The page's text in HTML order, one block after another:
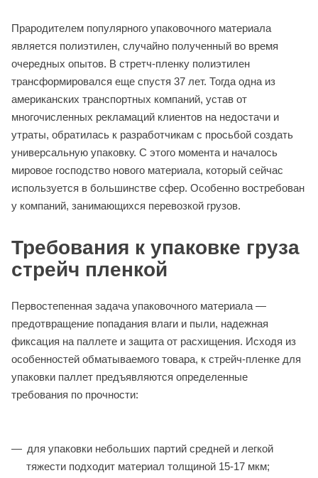
Прародителем популярного упаковочного материала
является полиэтилен, случайно полученный во время
очередных опытов. В стретч-пленку полиэтилен
трансформировался еще спустя 37 лет. Тогда одна из
американских транспортных компаний, устав от
многочисленных рекламаций клиентов на недостачи и
утраты, обратилась к разработчикам с просьбой создать
универсальную упаковку. С этого момента и началось
мировое господство нового материала, который сейчас
используется в большинстве сфер. Особенно востребован
у компаний, занимающихся перевозкой грузов.
Требования к упаковке груза
стрейч пленкой
Первостепенная задача упаковочного материала —
предотвращение попадания влаги и пыли, надежная
фиксация на паллете и защита от расхищения. Исходя из
особенностей обматываемого товара, к стрейч-пленке для
упаковки паллет предъявляются определенные
требования по прочности:
для упаковки небольших партий средней и легкой
тяжести подходит материал толщиной 15-17 мкм;